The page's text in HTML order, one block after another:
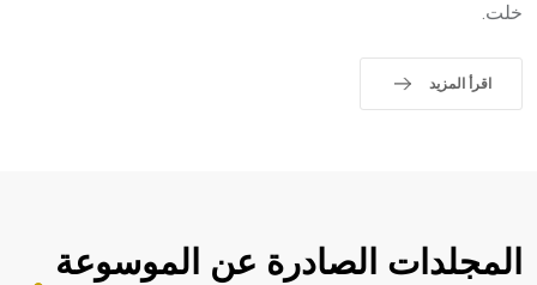
خلت.
اقرأ المزيد
المجلدات الصادرة عن الموسوعة